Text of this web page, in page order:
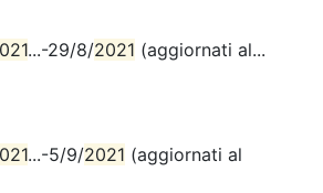
...-29/8/2021 (aggiornati al...
...-5/9/2021 (aggiornati al